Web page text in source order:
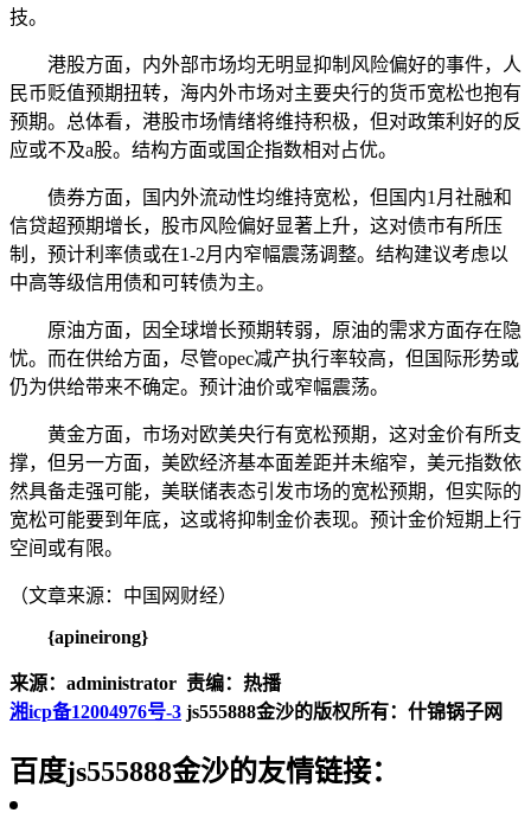
技。
港股方面，内外部市场均无明显抑制风险偏好的事件，人
民币贬值预期扭转，海内外市场对主要央行的货币宽松也抱有
预期。总体看，港股市场情绪将维持积极，但对政策利好的反
应或不及a股。结构方面或国企指数相对占优。
债券方面，国内外流动性均维持宽松，但国内1月社融和
信贷超预期增长，股市风险偏好显著上升，这对债市有所压
制，预计利率债或在1-2月内窄幅震荡调整。结构建议考虑以
中高等级信用债和可转债为主。
原油方面，因全球增长预期转弱，原油的需求方面存在隐
忧。而在供给方面，尽管opec减产执行率较高，但国际形势或
仍为供给带来不确定。预计油价或窄幅震荡。
黄金方面，市场对欧美央行有宽松预期，这对金价有所支
撑，但另一方面，美欧经济基本面差距并未缩窄，美元指数依
然具备走强可能，美联储表态引发市场的宽松预期，但实际的
宽松可能要到年底，这或将抑制金价表现。预计金价短期上行
空间或有限。
（文章来源：中国网财经）
{apineirong}
来源：administrator 责编：热播
湘icp备12004976号-3 js555888金沙的版权所有：什锦锅子网
百度js555888金沙的友情链接：